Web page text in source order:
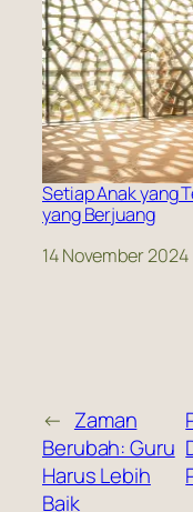
Setiap Anak yang
yang Berjuang
Date
14 November 2024
← Zaman
Berubah: Guru
Harus Lebih
Baik